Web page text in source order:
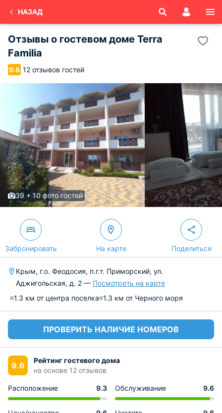
НАЗАД
Отзывы о гостевом доме Terra
Familia
9.6 12 отзывов гостей
39 + 10 фото гостей
Забронировать На карте Поделиться
Крым, г.о. Феодосия, п.г.т. Приморский, ул.
Аджигольская, д. 2 — Посмотреть на карте
1.3 км от центра поселка 1.3 км от Черного моря
ПРОВЕРИТЬ НАЛИЧИЕ НОМЕРОВ
9.6
Рейтинг гостевого дома
на основе 12 отзывов
Расположение 9.3 Обслуживание 9.6